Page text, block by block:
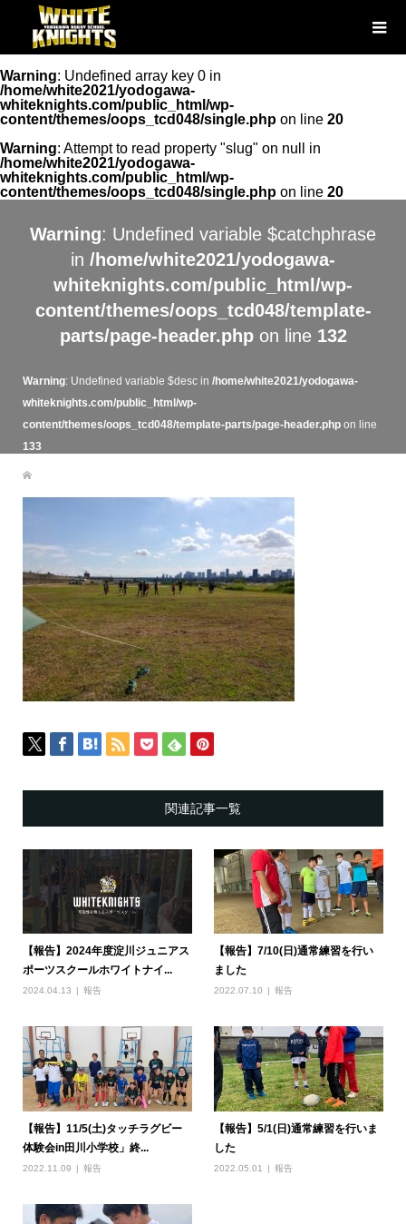
Warning: Undefined array key 0 in
/home/white2021/yodogawa-
whiteknights.com/public_html/wp-
content/themes/oops_tcd048/single.php on line 20
Warning: Attempt to read property "slug" on null in
/home/white2021/yodogawa-
whiteknights.com/public_html/wp-
content/themes/oops_tcd048/single.php on line 20
Warning: Undefined variable $catchphrase
in /home/white2021/yodogawa-
whiteknights.com/public_html/wp-
content/themes/oops_tcd048/template-
parts/page-header.phpon line 132
Warning: Undefined variable $desc in /home/white2021/yodogawa-
whiteknights.com/public_html/wp-
content/themes/oops_tcd048/template-parts/page-header.phpon line
133
関連記事一覧
【報告】2024年度淀川ジュニアス
ポーツスクールホワイトナイ...
2024.04.13 報告
【報告】7/10(日)通常練習を行い
ました
2022.07.10 報告
【報告】11/5(土)タッチラグビー
体験会in田川小学校」終...
2022.11.09 報告
【報告】5/1(日)通常練習を行いま
した
2022.05.01 報告